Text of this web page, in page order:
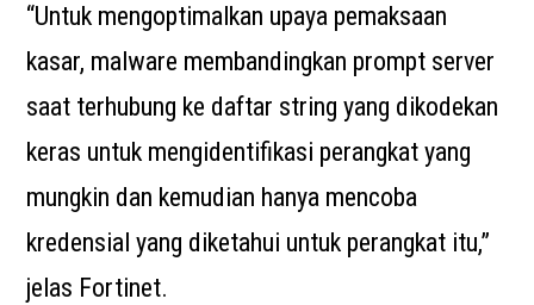
“Untuk mengoptimalkan upaya pemaksaan
kasar, malware membandingkan prompt server
saat terhubung ke daftar string yang dikodekan
keras untuk mengidentifikasi perangkat yang
mungkin dan kemudian hanya mencoba
kredensial yang diketahui untuk perangkat itu,”
jelas Fortinet.